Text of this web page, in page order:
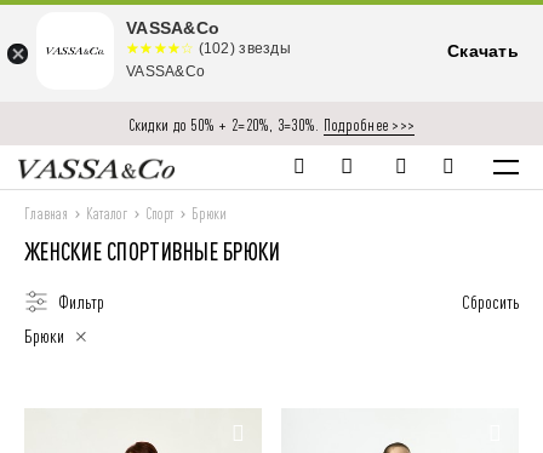
Скидки до 50% + 2=20%, 3=30%. Подробнее >>>
Главная Каталог Спорт Брюки
ЖЕНСКИЕ СПОРТИВНЫЕ БРЮКИ
Фильтр
Брюки
Сбросить
VASSA&Co
☆☆☆☆☆
★★★★
★
(102) звезды
VASSA&Co
Скачать